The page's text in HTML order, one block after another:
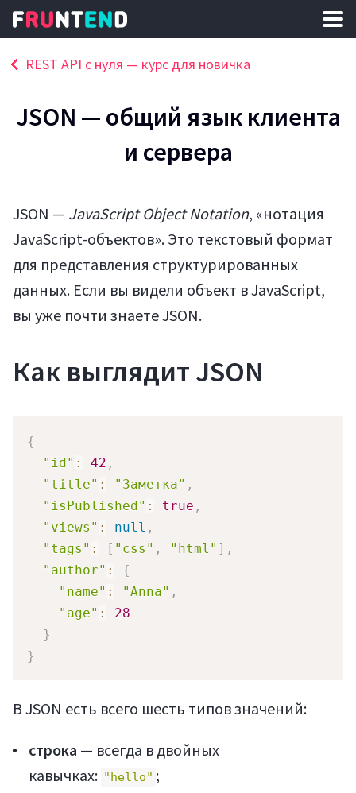
REST API с нуля — курс для новичка
JSON — общий язык клиента
и сервера
JSON — JavaScript Object Notation, «нотация
JavaScript-объектов». Это текстовый формат
для представления структурированных
данных. Если вы видели объект в JavaScript,
вы уже почти знаете JSON.
Как выглядит JSON
{
"id" : 42 ,
"title" : "Заметка" ,
"isPublished" : true ,
"views" : null ,
"tags" : [ "css" , "html" ] ,
"author" :
{
"name" : "Anna" ,
"age" :
28
}
}
В JSON есть всего шесть типов значений:
строка — всегда в двойных
кавычках: "hello" ;